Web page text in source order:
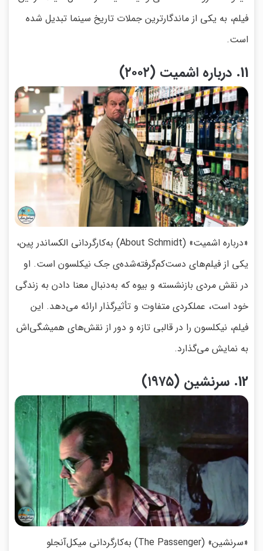
فیلم، به یکی از ماندگارترین جملات تاریخ سینما تبدیل شده
است.
11. درباره اشمیت (۲۰۰۲)
«درباره اشمیت» (About Schmidt) به‌کارگردانی الکساندر پین،
یکی از فیلم‌های دست‌کم‌گرفته‌شده‌ی جک نیکلسون است. او
در نقش مردی بازنشسته و بیوه که به‌دنبال معنا دادن به زندگی
خود است، عملکردی متفاوت و تأثیرگذار ارائه می‌دهد. این
فیلم، نیکلسون را در قالبی تازه و دور از نقش‌های همیشگی‌اش
به نمایش می‌گذارد.
12. سرنشین (۱۹۷۵)
«سرنشین» (The Passenger) به‌کارگردانی میکل‌آنجلو